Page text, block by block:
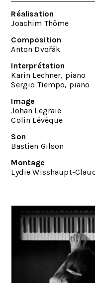
Réalisation
Joachim Thôme
Composition
Anton Dvořák
Interprétation
Karin Lechner, piano
Sergio Tiempo, piano
Image
Johan Legraie
Colin Lévèque
Son
Bastien Gilson
Montage
Lydie Wisshaupt-